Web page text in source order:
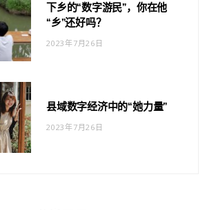
下乡的“数字游民”，你在他
“乡”还好吗？
2023年7月26日
县域数字经济中的“她力量”
2023年7月26日